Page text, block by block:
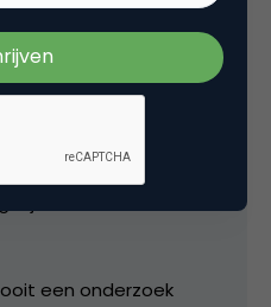
zijn,
van de
een onderzoek